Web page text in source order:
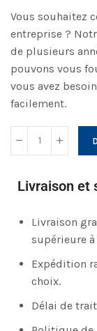
Vous souhaitez
entreprise ?
de plusieurs
pouvons vous
vous avez
facilement.
Livraison et
Livraison
supérieure
Expédition
choix.
Délai de